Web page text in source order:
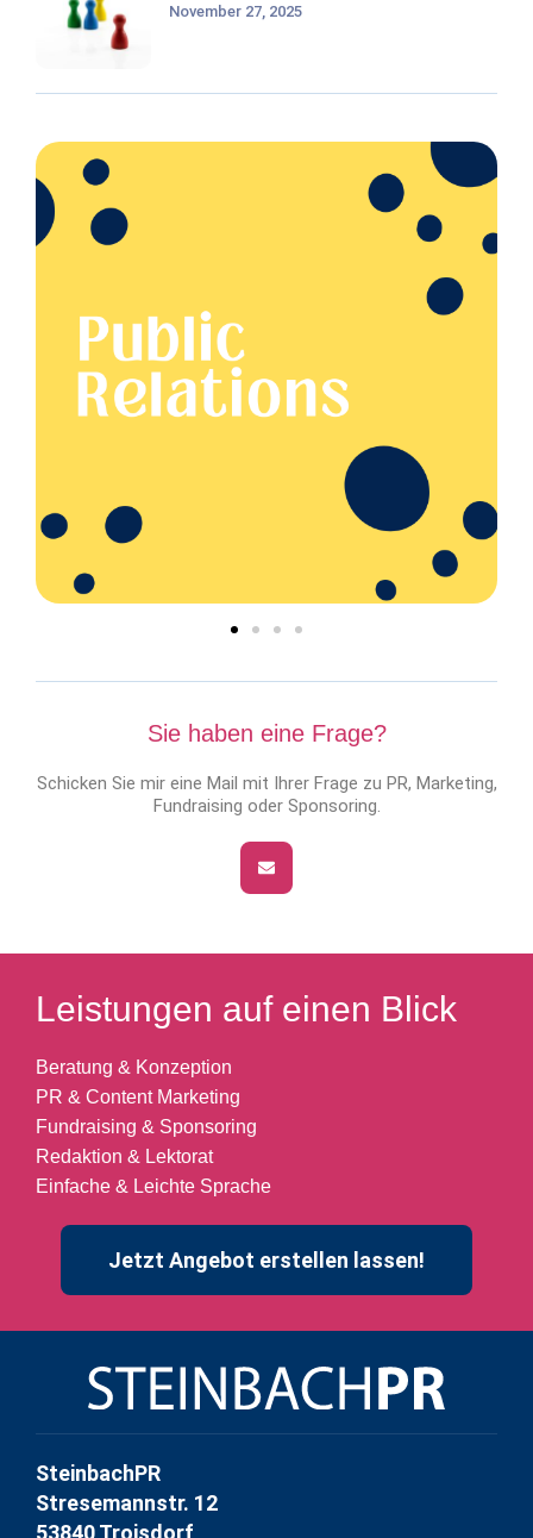
November 27, 2025
Sie haben eine Frage?
Schicken Sie mir eine Mail mit Ihrer Frage zu PR, Marketing,
Fundraising oder Sponsoring.
SteinbachPR
Stresemannstr. 12
53840 Troisdorf
Leistungen auf einen Blick
Beratung & Konzeption
PR & Content Marketing
Fundraising & Sponsoring
Redaktion & Lektorat
Einfache & Leichte Sprache
Jetzt Angebot erstellen lassen!